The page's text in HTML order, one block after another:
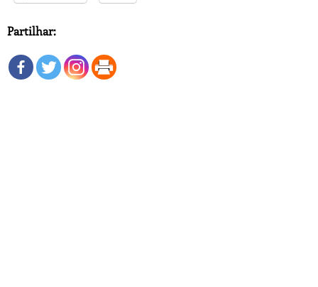
Partilhar: